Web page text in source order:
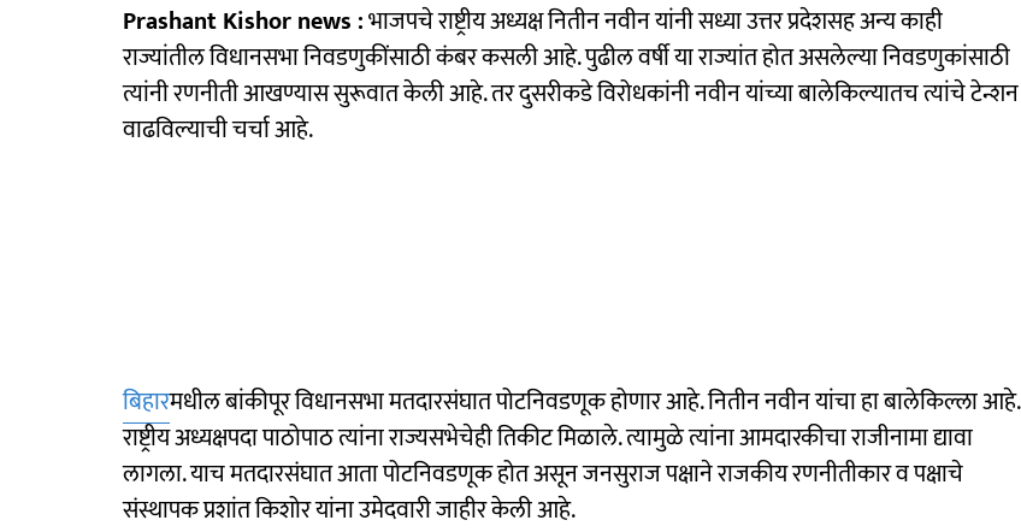
Prashant Kishor news :भाजपचे राष्ट्रीय अध्यक्ष नितीन नवीन यांनी सध्या उत्तर प्रदेशसह अन्य काही
राज्यांतील विधानसभा निवडणुकींसाठी कंबर कसली आहे. पुढील वर्षी या राज्यांत होत असलेल्या निवडणुकांसाठी
त्यांनी रणनीती आखण्यास सुरूवात केली आहे. तर दुसरीकडे विरोधकांनी नवीन यांच्या बालेकिल्यातच त्यांचे टेन्शन
वाढविल्याची चर्चा आहे.
बिहारमधील बांकीपूर विधानसभा मतदारसंघात पोटनिवडणूक होणार आहे. नितीन नवीन यांचा हा बालेकिल्ला आहे.
राष्ट्रीय अध्यक्षपदा पाठोपाठ त्यांना राज्यसभेचेही तिकीट मिळाले. त्यामुळे त्यांना आमदारकीचा राजीनामा द्यावा
लागला. याच मतदारसंघात आता पोटनिवडणूक होत असून जनसुराज पक्षाने राजकीय रणनीतीकार व पक्षाचे
संस्थापक प्रशांत किशोर यांना उमेदवारी जाहीर केली आहे.